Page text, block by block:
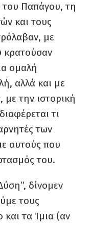
του Παπάγου, τη
και τους
με
κρατούσαν
ομαλή
αλλά και με
την ιστορική
τι
των
αυτούς που
του.
δίνομεν
τους
και τα Ίμια (αν